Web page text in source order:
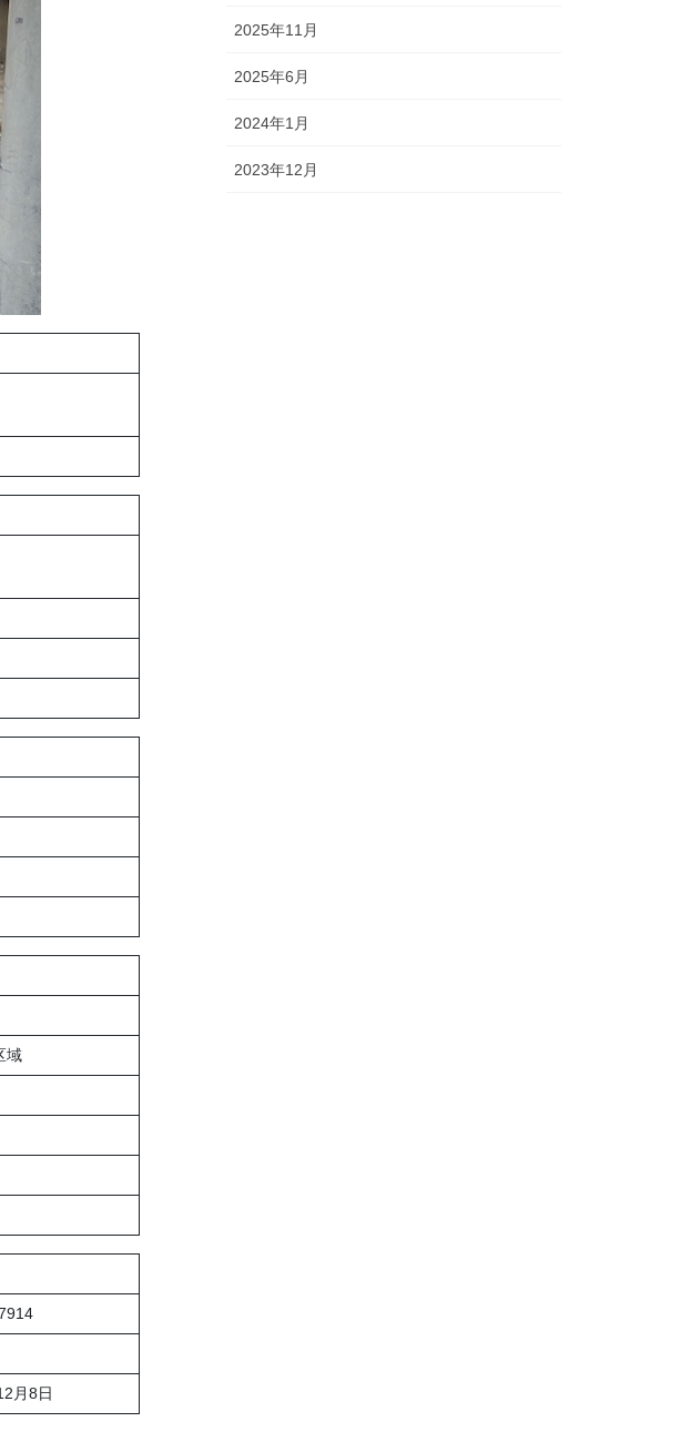
域
月8日
2025年11月
2025年6月
2024年1月
2023年12月